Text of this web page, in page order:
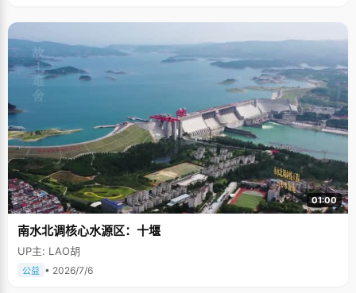
01:00
南水北调核心水源区：十堰
UP主: LAO胡
公益 • 2026/7/6